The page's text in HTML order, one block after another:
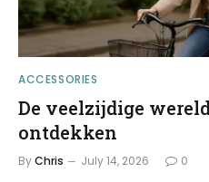
ACCESSORIES
De veelzijdige
ontdekken
ByChris July 14, 2026 0